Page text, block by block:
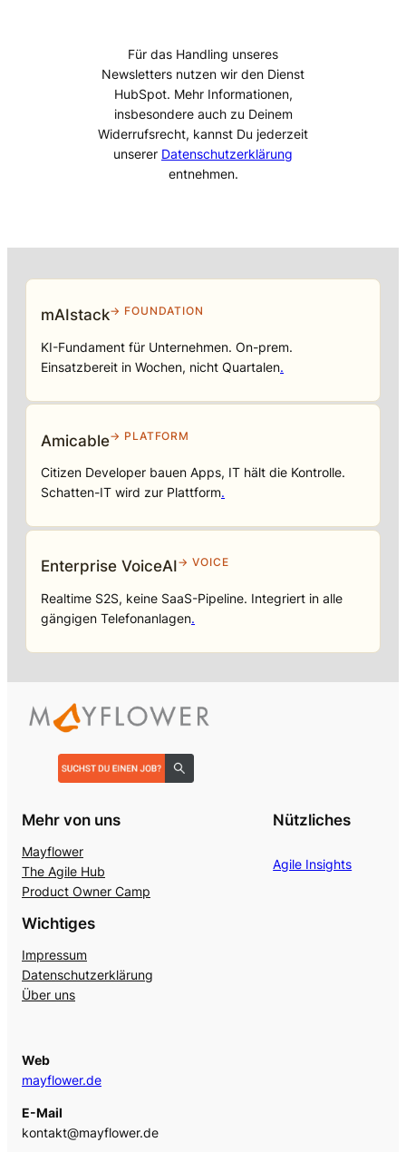
Für das Handling unseres
Newsletters nutzen wir den Dienst
HubSpot. Mehr Informationen,
insbesondere auch zu Deinem
Widerrufsrecht, kannst Du jederzeit
unserer Datenschutzerklärung
entnehmen.
mAIstack→ FOUNDATION
KI-Fundament für Unternehmen. On-prem.
Einsatzbereit in Wochen, nicht Quartalen.
Amicable→ PLATFORM
Citizen Developer bauen Apps, IT hält die Kontrolle.
Schatten-IT wird zur Plattform.
Enterprise VoiceAI→ VOICE
Realtime S2S, keine SaaS-Pipeline. Integriert in alle
gängigen Telefonanlagen.
Mehr von uns
Mayflower
The Agile Hub
Product Owner Camp
Nützliches
Agile Insights
Wichtiges
Impressum
Datenschutzerklärung
Über uns
Web
mayflower.de
E-Mail
kontakt@mayflower.de